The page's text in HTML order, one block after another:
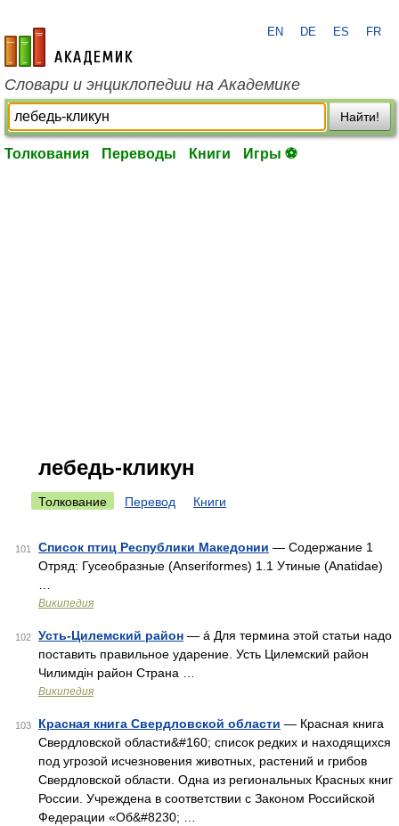
academic.ru
EN DE ES FR
Словари и энциклопедии на Академике
Найти!
Толкования Переводы Книги Игры ⚽
лебедь-кликун
Толкование Перевод Книги
101 Список птиц Республики Македонии — Содержание 1
Отряд: Гусеобразные (Anseriformes) 1.1 Утиные (Anatidae)
Википедия
102 Усть-Цилемский район — á Для термина этой статьи надо
поставить правильное ударение. Усть Цилемский район
Чилимдін район Страна …
Википедия
103 Красная книга Свердловской области — Красная книга
Свердловской области&#160; список редких и находящихся
под угрозой исчезновения животных, растений и грибов
Свердловской области. Одна из региональных Красных книг
России. Учреждена в соответствии с Законом Российской
Федерации «Об&#8230; …